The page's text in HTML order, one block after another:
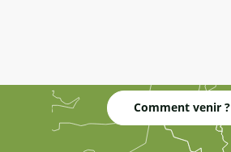
Comment venir ?